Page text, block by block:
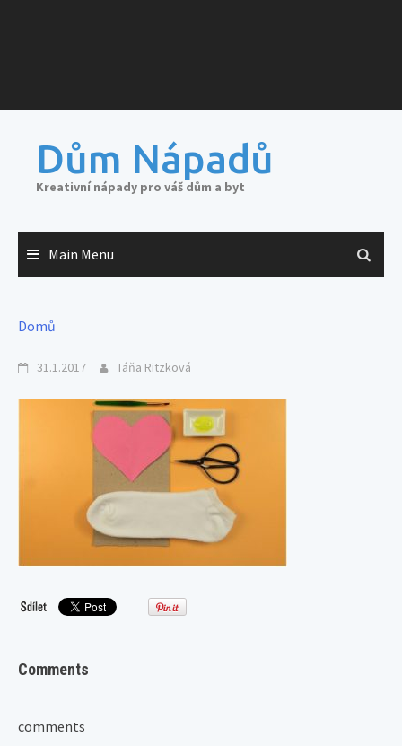
Dům Nápadů
Kreativní nápady pro váš dům a byt
Main Menu
Domů
31.1.2017 Táňa Ritzková
Comments
comments